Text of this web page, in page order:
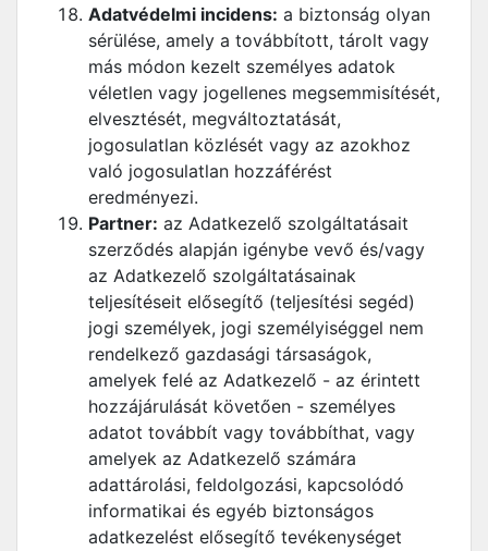
Adatvédelmi incidens: a biztonság olyan
sérülése, amely a továbbított, tárolt vagy
más módon kezelt személyes adatok
véletlen vagy jogellenes megsemmisítését,
elvesztését, megváltoztatását,
jogosulatlan közlését vagy az azokhoz
való jogosulatlan hozzáférést
eredményezi.
Partner: az Adatkezelő szolgáltatásait
szerződés alapján igénybe vevő és/vagy
az Adatkezelő szolgáltatásainak
teljesítéseit elősegítő (teljesítési segéd)
jogi személyek, jogi személyiséggel nem
rendelkező gazdasági társaságok,
amelyek felé az Adatkezelő - az érintett
hozzájárulását követően - személyes
adatot továbbít vagy továbbíthat, vagy
amelyek az Adatkezelő számára
adattárolási, feldolgozási, kapcsolódó
informatikai és egyéb biztonságos
adatkezelést elősegítő tevékenységet